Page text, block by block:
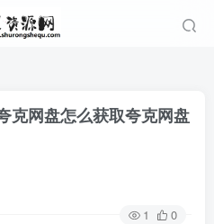
克网盘怎么获取夸克网盘
1 0